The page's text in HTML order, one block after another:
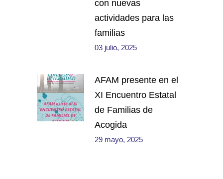
con nuevas
actividades para las
familias
03 julio, 2025
AFAM presente en el
XI Encuentro Estatal
de Familias de
Acogida
29 mayo, 2025